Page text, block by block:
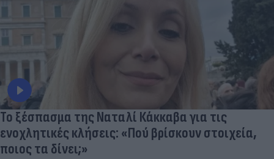
Το ξέσπασμα της Ναταλί Κάκκαβα για τις
ενοχλητικές κλήσεις: «Πού βρίσκουν στοιχεία,
ποιος τα δίνει;»